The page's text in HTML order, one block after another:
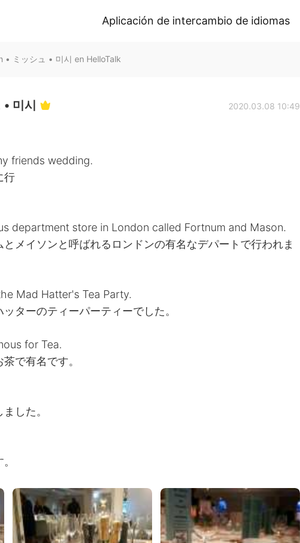
Aplicación de intercambio de idiomas
• ミッシュ • 미시 en HelloTalk
미시 2020.03.08 10:49
friends wedding.
行
department store in London called Fortnum and Mason.
メイソンと呼ばれるロンドンの有名なデパートで行われま
Mad Hatter's Tea Party.
ターのティーパーティーでした。
for Tea.
で有名です。
した。